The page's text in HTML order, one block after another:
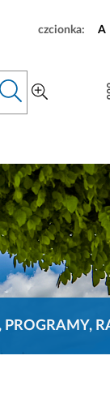
czcionka: A
PROGRAMY,